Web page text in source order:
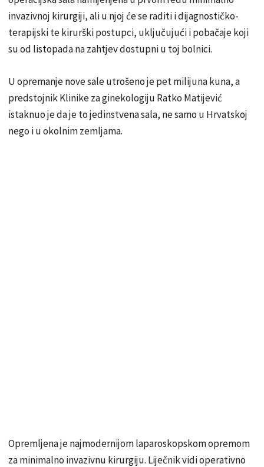
invazivnoj kirurgiji, ali u njoj će se raditi i dijagnostičko-
terapijski te kirurški postupci, uključujući i pobačaje koji
su od listopada na zahtjev dostupni u toj bolnici.
U opremanje nove sale utrošeno je pet milijuna kuna, a
predstojnik Klinike za ginekologiju Ratko Matijević
istaknuo je da je to jedinstvena sala, ne samo u Hrvatskoj
nego i u okolnim zemljama.
Opremljena je najmodernijom laparoskopskom opremom
za minimalno invazivnu kirurgiju. Liječnik vidi operativno